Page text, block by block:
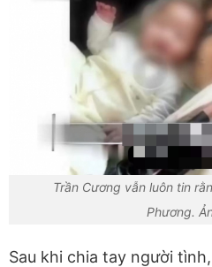
Trần Cương vẫn luôn tin
Phương.
Sau khi chia tay người